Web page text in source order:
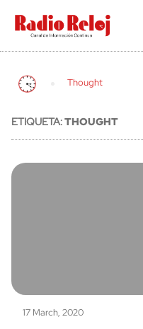
cerrar
Thought
ETIQUETA:THOUGHT
17 March, 2020